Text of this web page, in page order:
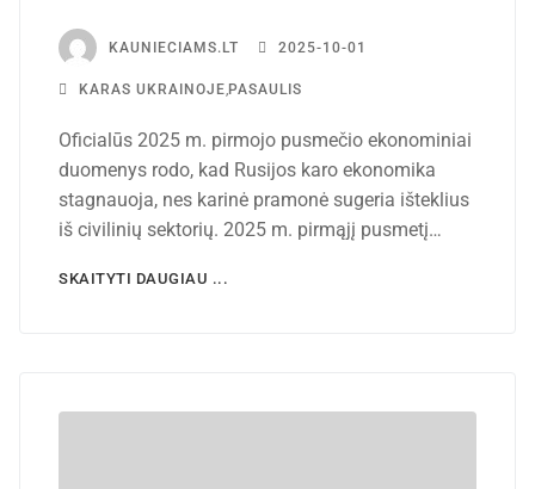
KAUNIECIAMS.LT 2025-10-01
KARAS UKRAINOJE PASAULIS
Oficialūs 2025 m. pirmojo pusmečio ekonominiai
duomenys rodo, kad Rusijos karo ekonomika
stagnauoja, nes karinė pramonė sugeria išteklius
iš civilinių sektorių. 2025 m. pirmąjį pusmetį…
SKAITYTI DAUGIAU ...